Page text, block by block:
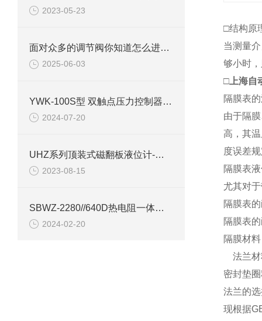
2023-05-23
面对众多的调节阀你知道怎么进行正确的选择吗
2025-06-03
YWK-100S型 双触点压力控制器技术参数介绍
2024-07-20
UHZ系列顶装式磁翻板液位计-上海自动化五厂
2023-08-15
SBWZ-2280//640D热电阻一体化变送器产品介绍
2024-02-20
□结构原
当测量
够小时
□上海自
隔膜表
由于隔
高，其
度误差
隔膜表
尤其对
隔膜表
隔膜表
隔膜材
法兰材
密封垫
法兰的
现根据